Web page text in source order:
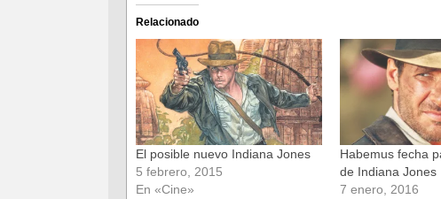
Facebook
(Se
abre
en
una
ventana
nueva)
Twitter
(Se
abre
en
una
ventana
nueva)
Relacionado
El posible nuevo Indiana Jones
5 febrero, 2015
En «Cine»
Habemus fecha
de Indiana Jones
7 enero, 2016